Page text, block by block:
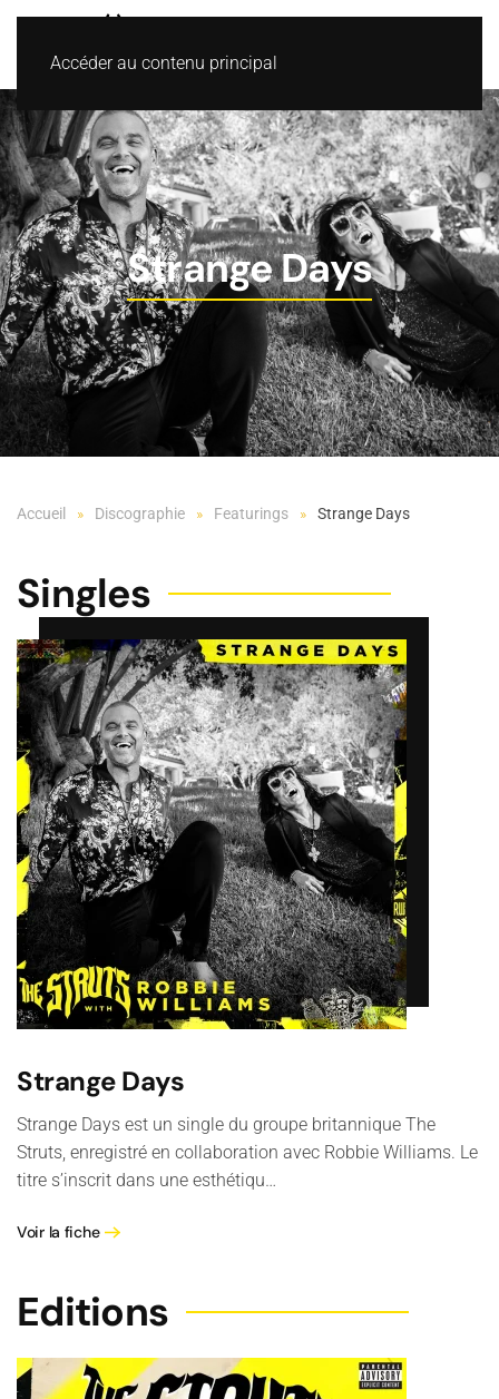
Accéder au contenu principal
Strange Days
Accueil Discographie Featurings Strange Days
Singles
Strange Days
Strange Days est un single du groupe britannique The
Struts, enregistré en collaboration avec Robbie Williams. Le
titre s’inscrit dans une esthétiqu…
Voir la fiche
Editions